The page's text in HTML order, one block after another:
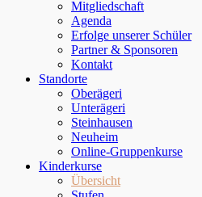
Mitgliedschaft
Agenda
Erfolge unserer Schüler
Partner & Sponsoren
Kontakt
Standorte
Oberägeri
Unterägeri
Steinhausen
Neuheim
Online-Gruppenkurse
Kinderkurse
Übersicht